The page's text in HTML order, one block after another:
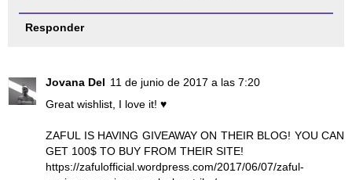
Responder
Jovana Del 11 de junio de 2017 a las 7:20
Great wishlist, I love it! ♥
ZAFUL IS HAVING GIVEAWAY ON THEIR BLOG! YOU CAN
GET 100$ TO BUY FROM THEIR SITE!
https://zafulofficial.wordpress.com/2017/06/07/zaful-